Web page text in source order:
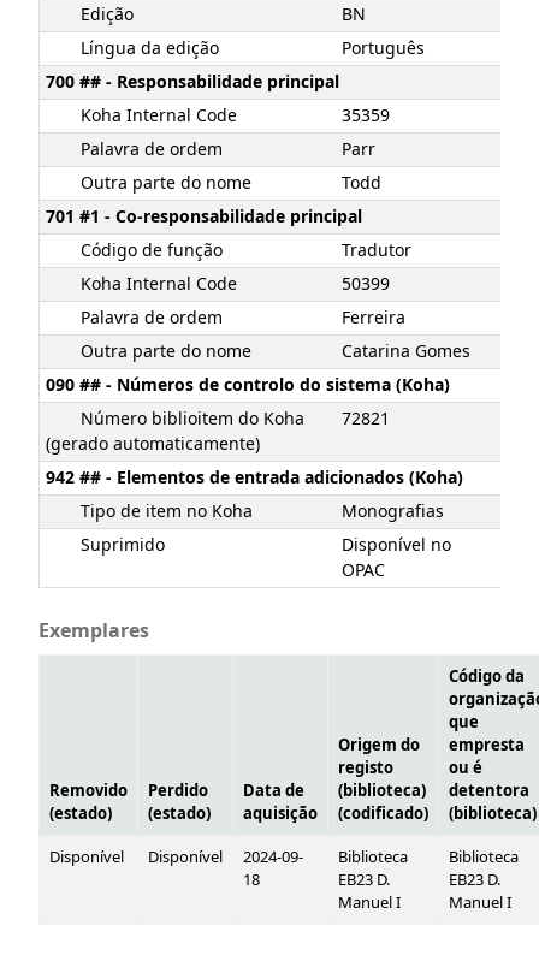
Edição
BN
Língua da edição
Português
700 ## - Responsabilidade principal
Koha Internal Code
35359
Palavra de ordem
Parr
Outra parte do nome
Todd
701 #1 - Co-responsabilidade principal
Código de função
Tradutor
Koha Internal Code
50399
Palavra de ordem
Ferreira
Outra parte do nome
Catarina Gomes
090 ## - Números de controlo do sistema (Koha)
Número biblioitem do Koha
(gerado automaticamente)
72821
942 ## - Elementos de entrada adicionados (Koha)
Tipo de item no Koha
Monografias
Suprimido
Disponível no
OPAC
Exemplares
Removido
(estado)
Perdido
(estado)
Data de
aquisição
Origem do
registo
(biblioteca)
(codificado)
Código da
que
empresta
ou é
detentora
(biblioteca)
Disponível
Disponível
2024-09-
18
Biblioteca
EB23 D.
Manuel I
Biblioteca
EB23 D.
Manuel I